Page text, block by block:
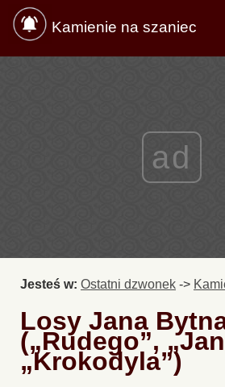
Kamienie na szaniec
ad
Jesteś w: Ostatni dzwonek ->
Losy Jana
(„Rudego”,
„Krokodyla”)